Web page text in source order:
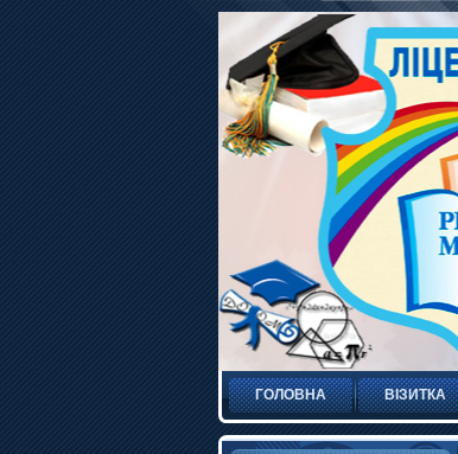
ГОЛОВНА ВІЗИТКА